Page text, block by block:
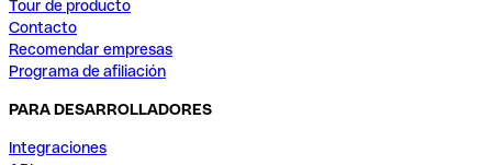
Tour de producto
Contacto
Recomendar empresas
Programa de afiliación
PARA DESARROLLADORES
Integraciones